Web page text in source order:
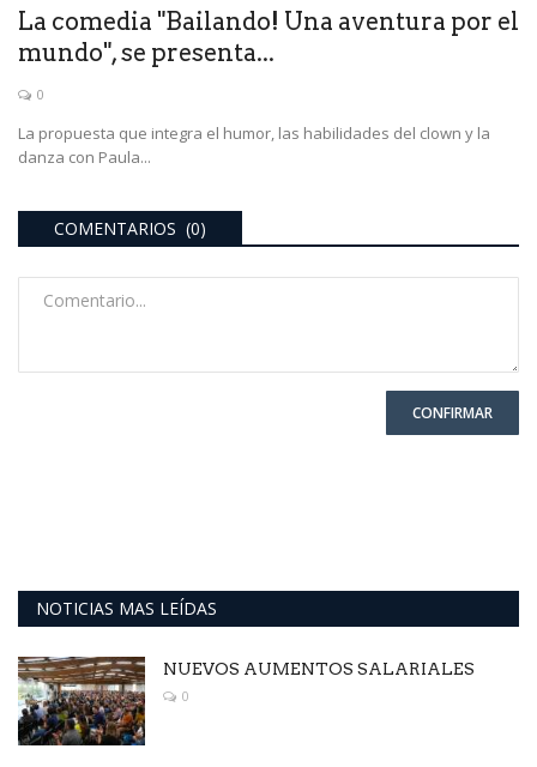
La comedia "Bailando! Una aventura por el
mundo", se presenta...
0
La propuesta que integra el humor, las habilidades del clown y la
danza con Paula...
COMENTARIOS (0)
CONFIRMAR
NOTICIAS MAS LEÍDAS
NUEVOS AUMENTOS SALARIALES
0